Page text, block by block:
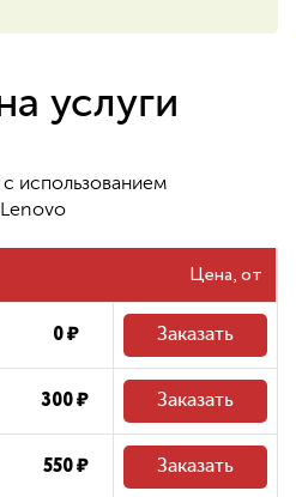
услуги
использованием
Lenovo
Цена
0 ₽ Заказать
300 ₽ Заказать
550 ₽ Заказать